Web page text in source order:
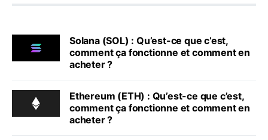
Solana (SOL) : Qu’est-ce que c’est,
comment ça fonctionne et comment en
acheter ?
Ethereum (ETH) : Qu’est-ce que c’est,
comment ça fonctionne et comment en
acheter ?